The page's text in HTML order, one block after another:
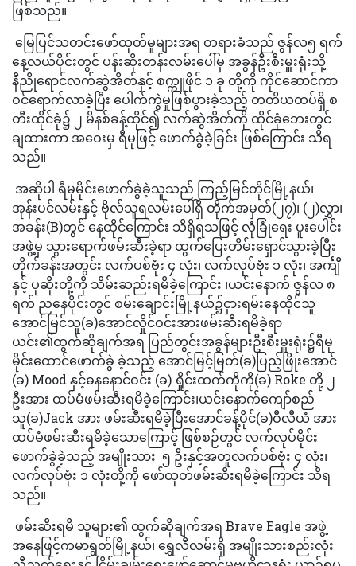
ဖြစ်သည်။
မြေပြင်သတင်းဖော်ထုတ်မှုများအရ တရားခံသည် ဇွန်လ၅ ရက်
နေ့လယ်ပိုင်းတွင် ပန်းဆိုးတန်းလမ်းပေါ်မှ အခွန်ဦးစီးမှူးရုံးသို့
နီညိုရောင်လက်ဆွဲအိတ်နှင့် စက္ကူဖိုင် ၁ ခု တို့ကို ကိုင်ဆောင်ကာ
ဝင်ရောက်လာခဲ့ပြီး ပေါက်ကွဲမှုဖြစ်ပွားခဲ့သည့် တတိယထပ်ရှိ စ
တီးထိုင်ခုံ၌ ၂ မိနစ်ခန့်ထိုင်၍ လက်ဆွဲအိတ်ကို ထိုင်ခုံဘေးတွင်
ချထားကာ အဝေးမှ ရီမုဖြင့် ဖောက်ခွဲခဲ့ခြင်း ဖြစ်ကြောင်း သိရ
သည်။
အဆိုပါ ရီမုမိုင်းဖောက်ခွဲခဲ့သူသည် ကြည့်မြင်တိုင်မြို့နယ်၊
အုန်းပင်လမ်းနှင့် ဗိုလ်သူရလမ်းပေါ်ရှိ တိုက်အမှတ်(၂၇)၊ (၂)လွှာ၊
အခန်း(B)တွင် နေထိုင်ကြောင်း သိရှိရသဖြင့် လုံခြုံရေး ပူးပေါင်း
အဖွဲ့မှ သွားရောက်ဖမ်းဆီးခဲ့ရာ ထွက်ပြေးတိမ်းရှောင်သွားခဲ့ပြီး
တိုက်ခန်းအတွင်း လက်ပစ်ဗုံး ၄ လုံး၊ လက်လုပ်ဗုံး ၁ လုံး၊ အင်္ကျီ
နှင့် ပုဆိုးတို့ကို သိမ်းဆည်းရမိခဲ့ကြောင်း ၊ယင်းနောက် ဇွန်လ ၈
ရက် ညနေပိုင်းတွင် စမ်းချောင်းမြို့နယ်၌ငှားရမ်းနေထိုင်သူ
အောင်မြင်သူ(ခ)အောင်လှိုင်ဝင်းအားဖမ်းဆီးရမိခဲ့ရာ
ယင်း၏ထွက်ဆိုချက်အရ ပြည်တွင်းအခွန်များဦးစီးမှူးရုံး၌ရီမု
မိုင်းထောင်ဖောက်ခွဲ ခဲ့သည့် အောင်မြင့်မြတ်(ခ)ပြည့်ဖြိုးအောင်
(ခ) Mood နှင့်ဓနနောင်ဝင်း (ခ) ရှိုင်းထက်ကိုကို(ခ) Roke တို့ ၂
ဦးအား ထပ်မံဖမ်းဆီးရမိခဲ့ကြောင်း၊ယင်းနောက်ကျော်စည်
သူ(ခ)Jack အား ဖမ်းဆီးရမိခဲ့ပြီးအောင်ခန့်ပိုင်(ခ)ဝီလီယံ အား
ထပ်မံဖမ်းဆီးရမိခဲ့သောကြောင့် ဖြစ်စဉ်တွင် လက်လုပ်မိုင်း
ဖောက်ခွဲခဲ့သည့် အမျိုးသား ၅ ဦးနှင့်အတူလက်ပစ်ဗုံး ၄ လုံး၊
လက်လုပ်ဗုံး ၁ လုံးတို့ကို ဖော်ထုတ်ဖမ်းဆီးရမိခဲ့ကြောင်း သိရ
သည်။
ဖမ်းဆီးရမိ သူများ၏ ထွက်ဆိုချက်အရ Brave Eagle အဖွဲ့
အနေဖြင့်ကမာရွတ်မြို့နယ်၊ ရွှေလီလမ်းရှိ အမျိုးသားစည်းလုံး